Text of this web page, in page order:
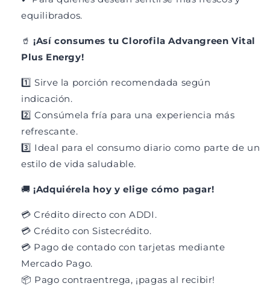
equilibrados.
🥤¡Así consumes tu Clorofila Advangreen Vital
Plus Energy!
1️⃣ Sirve la porción recomendada según
indicación.
2️⃣ Consúmela fría para una experiencia más
refrescante.
3️⃣ Ideal para el consumo diario como parte de un
estilo de vida saludable.
🚚¡Adquiérela hoy y elige cómo pagar!
💳 Crédito directo con ADDI.
💳 Crédito con Sistecrédito.
💳 Pago de contado con tarjetas mediante
Mercado Pago.
📦 Pago contraentrega, ¡pagas al recibir!